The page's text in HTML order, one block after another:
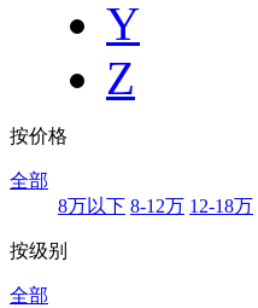
Y
Z
按价格
全部
8万以下 8-12万 12-18万
按级别
全部